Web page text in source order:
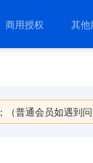
商用授权 其他
；（普通会员如遇到